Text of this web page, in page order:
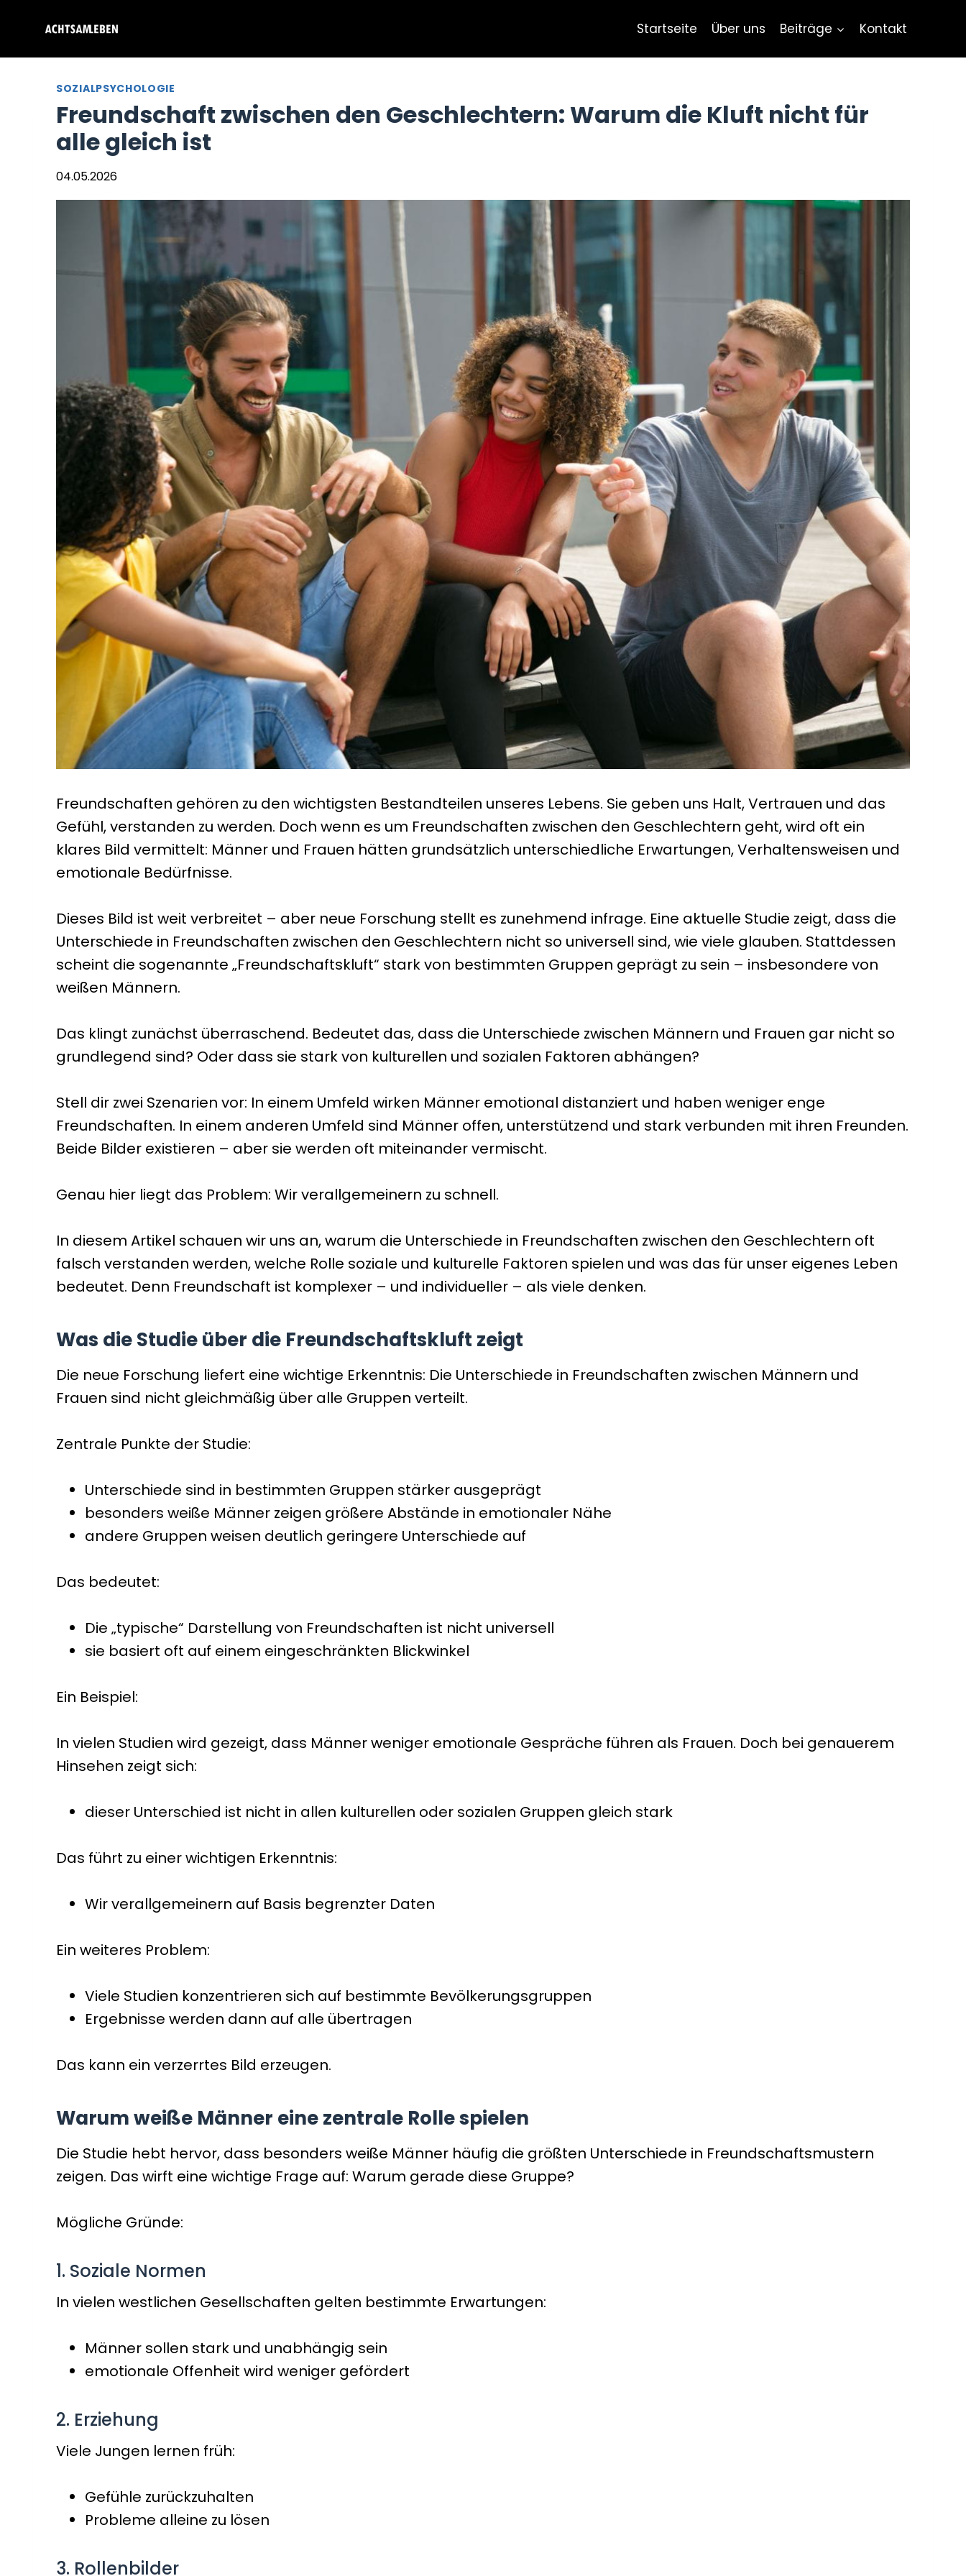
springen
Startseite Über uns Beiträge Kontakt
SOZIALPSYCHOLOGIE
Freundschaft zwischen den Geschlechtern: Warum die Kluft nicht für
alle gleich ist
04.05.2026
Freundschaften gehören zu den wichtigsten Bestandteilen unseres Lebens. Sie geben uns Halt, Vertrauen und das
Gefühl, verstanden zu werden. Doch wenn es um Freundschaften zwischen den Geschlechtern geht, wird oft ein
klares Bild vermittelt: Männer und Frauen hätten grundsätzlich unterschiedliche Erwartungen, Verhaltensweisen und
emotionale Bedürfnisse.
Dieses Bild ist weit verbreitet – aber neue Forschung stellt es zunehmend infrage. Eine aktuelle Studie zeigt, dass die
Unterschiede in Freundschaften zwischen den Geschlechtern nicht so universell sind, wie viele glauben. Stattdessen
scheint die sogenannte „Freundschaftskluft“ stark von bestimmten Gruppen geprägt zu sein – insbesondere von
weißen Männern.
Das klingt zunächst überraschend. Bedeutet das, dass die Unterschiede zwischen Männern und Frauen gar nicht so
grundlegend sind? Oder dass sie stark von kulturellen und sozialen Faktoren abhängen?
Stell dir zwei Szenarien vor: In einem Umfeld wirken Männer emotional distanziert und haben weniger enge
Freundschaften. In einem anderen Umfeld sind Männer offen, unterstützend und stark verbunden mit ihren Freunden.
Beide Bilder existieren – aber sie werden oft miteinander vermischt.
Genau hier liegt das Problem: Wir verallgemeinern zu schnell.
In diesem Artikel schauen wir uns an, warum die Unterschiede in Freundschaften zwischen den Geschlechtern oft
falsch verstanden werden, welche Rolle soziale und kulturelle Faktoren spielen und was das für unser eigenes Leben
bedeutet. Denn Freundschaft ist komplexer – und individueller – als viele denken.
Was die Studie über die Freundschaftskluft zeigt
Die neue Forschung liefert eine wichtige Erkenntnis: Die Unterschiede in Freundschaften zwischen Männern und
Frauen sind nicht gleichmäßig über alle Gruppen verteilt.
Zentrale Punkte der Studie:
Unterschiede sind in bestimmten Gruppen stärker ausgeprägt
besonders weiße Männer zeigen größere Abstände in emotionaler Nähe
andere Gruppen weisen deutlich geringere Unterschiede auf
Das bedeutet:
Die „typische“ Darstellung von Freundschaften ist nicht universell
sie basiert oft auf einem eingeschränkten Blickwinkel
Ein Beispiel:
In vielen Studien wird gezeigt, dass Männer weniger emotionale Gespräche führen als Frauen. Doch bei genauerem
Hinsehen zeigt sich:
dieser Unterschied ist nicht in allen kulturellen oder sozialen Gruppen gleich stark
Das führt zu einer wichtigen Erkenntnis:
Wir verallgemeinern auf Basis begrenzter Daten
Ein weiteres Problem:
Viele Studien konzentrieren sich auf bestimmte Bevölkerungsgruppen
Ergebnisse werden dann auf alle übertragen
Das kann ein verzerrtes Bild erzeugen.
Warum weiße Männer eine zentrale Rolle spielen
Die Studie hebt hervor, dass besonders weiße Männer häufig die größten Unterschiede in Freundschaftsmustern
zeigen. Das wirft eine wichtige Frage auf: Warum gerade diese Gruppe?
Mögliche Gründe:
1. Soziale Normen
In vielen westlichen Gesellschaften gelten bestimmte Erwartungen:
Männer sollen stark und unabhängig sein
emotionale Offenheit wird weniger gefördert
2. Erziehung
Viele Jungen lernen früh:
Gefühle zurückzuhalten
Probleme alleine zu lösen
3. Rollenbilder